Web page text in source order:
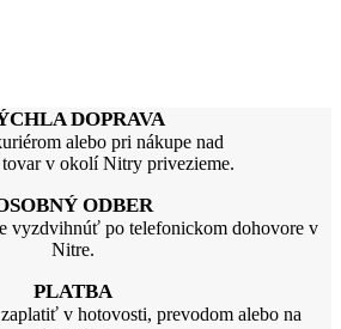
DOPRAVA
alebo pri nákupe nad
v okolí Nitry privezieme.
ODBER
vyzdvihnúť po telefonickom dohovore v
Nitre.
PLATBA
v hotovosti, prevodom alebo na